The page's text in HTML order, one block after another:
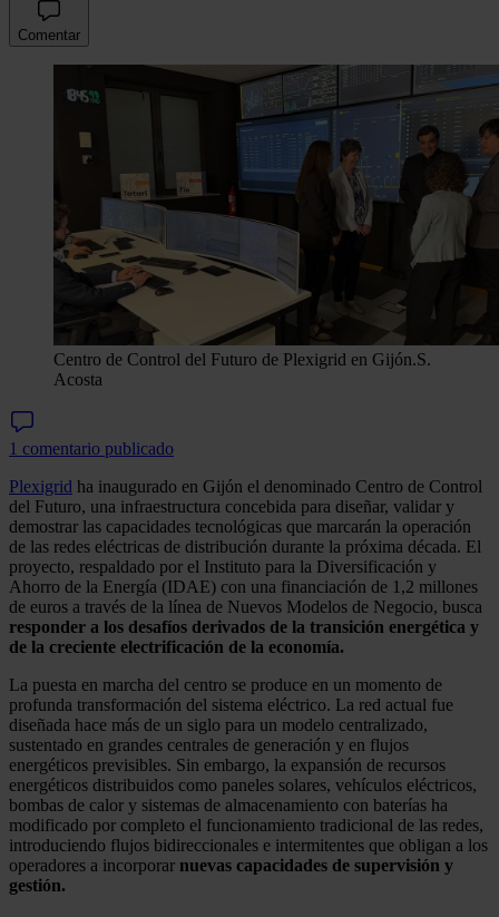
Comentar
Centro de Control del Futuro de Plexigrid en Gijón.S.
Acosta
1 comentario publicado
Plexigrid ha inaugurado en Gijón el denominado Centro de Control
del Futuro, una infraestructura concebida para diseñar, validar y
demostrar las capacidades tecnológicas que marcarán la operación
de las redes eléctricas de distribución durante la próxima década. El
proyecto, respaldado por el Instituto para la Diversificación y
Ahorro de la Energía (IDAE) con una financiación de 1,2 millones
de euros a través de la línea de Nuevos Modelos de Negocio, busca
responder a los desafíos derivados de la transición energética y
de la creciente electrificación de la economía.
La puesta en marcha del centro se produce en un momento de
profunda transformación del sistema eléctrico. La red actual fue
diseñada hace más de un siglo para un modelo centralizado,
sustentado en grandes centrales de generación y en flujos
energéticos previsibles. Sin embargo, la expansión de recursos
energéticos distribuidos como paneles solares, vehículos eléctricos,
bombas de calor y sistemas de almacenamiento con baterías ha
modificado por completo el funcionamiento tradicional de las redes,
introduciendo flujos bidireccionales e intermitentes que obligan a los
operadores a incorporar nuevas capacidades de supervisión y
gestión.